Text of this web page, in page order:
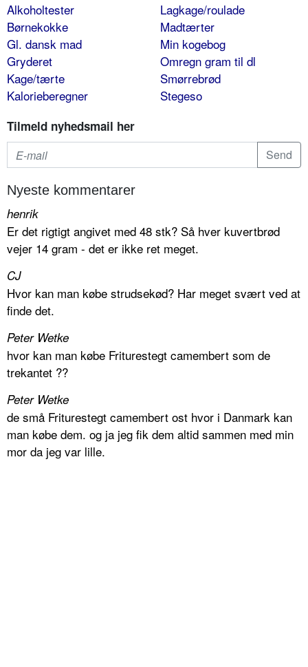
Alkoholtester
Børnekokke
Gl. dansk mad
Gryderet
Kage/tærte
Kalorieberegner
Lagkage/roulade
Madtærter
Min kogebog
Omregn gram til dl
Smørrebrød
Stegeso
Tilmeld nyhedsmail her
Nyeste kommentarer
henrik
Er det rigtigt angivet med 48 stk? Så hver kuvertbrød
vejer 14 gram - det er ikke ret meget.
CJ
Hvor kan man købe strudsekød? Har meget svært ved at
finde det.
Peter Wetke
hvor kan man købe Friturestegt camembert som de
trekantet ??
Peter Wetke
de små Friturestegt camembert ost hvor i Danmark kan
man købe dem. og ja jeg fik dem altid sammen med min
mor da jeg var lille.